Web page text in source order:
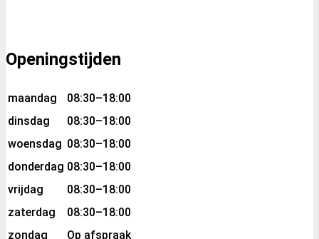
Openingstijden
maandag
08:30–18:00
dinsdag
08:30–18:00
woensdag 08:30–18:00
donderdag 08:30–18:00
vrijdag
08:30–18:00
zaterdag
08:30–18:00
zondag
Op afspraak